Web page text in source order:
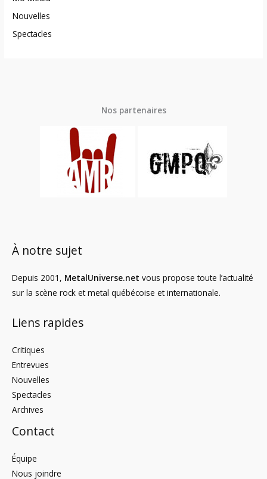
Nouvelles
Spectacles
Nos partenaires
À notre sujet
Depuis 2001, MetalUniverse.net vous propose toute l’actualité
sur la scène rock et metal québécoise et internationale.
Liens rapides
Critiques
Entrevues
Nouvelles
Spectacles
Archives
Contact
Équipe
Nous joindre